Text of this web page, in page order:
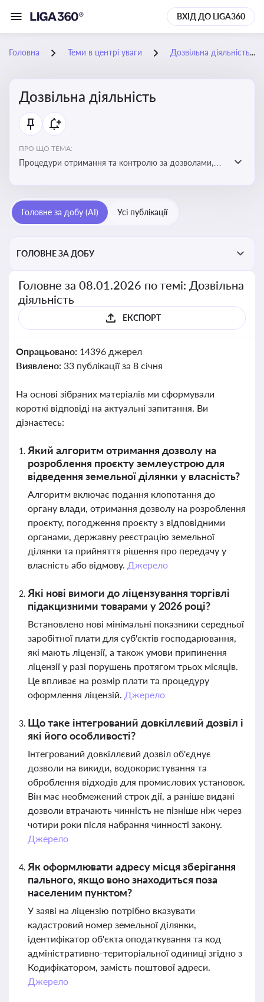
ВХІД ДО LIGA360
Головна Теми в центрі уваги Дозвільна діяльність
Дозвільна діяльність
ПРО ЩО ТЕМА:
Процедури отримання та контролю за дозволами,
законодавстві, щоб уникнути порушень та
забезпечити відповідність вимогам регуляторних
Головне за добу (AI) Усі публікації
ГОЛОВНЕ ЗА ДОБУ
Головне за 08.01.2026 по темі: Дозвільна
діяльність
ЕКСПОРТ
Опрацьовано: 14396 джерел
Виявлено: 33 публікації за 8 січня
На основі зібраних матеріалів ми сформували
короткі відповіді на актуальні запитання. Ви
дізнаєтесь:
Який алгоритм отримання дозволу на
розроблення проєкту землеустрою для
відведення земельної ділянки у власність?
Алгоритм включає подання клопотання до
органу влади, отримання дозволу на розроблення
проєкту, погодження проєкту з відповідними
органами, державну реєстрацію земельної
ділянки та прийняття рішення про передачу у
власність або відмову. Джерело
Які нові вимоги до ліцензування торгівлі
підакцизними товарами у 2026 році?
Встановлено нові мінімальні показники середньої
заробітної плати для суб'єктів господарювання,
які мають ліцензії, а також умови припинення
ліцензії у разі порушень протягом трьох місяців.
Це впливає на розмір плати та процедуру
оформлення ліцензій. Джерело
Що таке інтегрований довкіллєвий дозвіл і
які його особливості?
Інтегрований довкіллєвий дозвіл об'єднує
дозволи на викиди, водокористування та
оброблення відходів для промислових установок.
Він має необмежений строк дії, а раніше видані
дозволи втрачають чинність не пізніше ніж через
чотири роки після набрання чинності закону.
Джерело
Як оформлювати адресу місця зберігання
пального, якщо воно знаходиться поза
населеним пунктом?
У заяві на ліцензію потрібно вказувати
кадастровий номер земельної ділянки,
ідентифікатор об'єкта оподаткування та код
адміністративно-територіальної одиниці згідно з
Кодифікатором, замість поштової адреси.
Джерело